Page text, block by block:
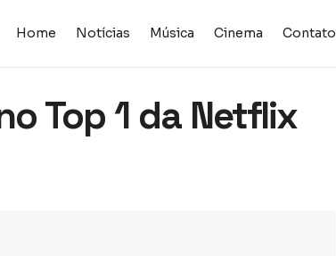
Home Notícias Música Cinema Contato
Top 1 da Netflix